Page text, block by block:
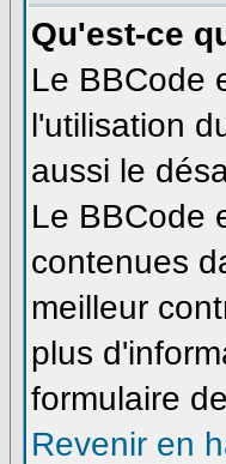
Qu'est-ce
Le BBCode
l'utilisation
aussi le
Le BBCode
contenues
meilleur
plus
formulaire
Revenir en